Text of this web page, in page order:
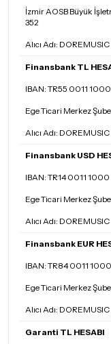
İzmir AOSB Büyük
352
Alıcı Adı:
Finansbank TL
IBAN: TR55 0011
Ege Ticari Merkez
Alıcı Adı:
Finansbank USD
IBAN: TR14 0011
Ege Ticari Merkez
Alıcı Adı:
Finansbank EUR
IBAN: TR84 0011
Ege Ticari Merkez
Alıcı Adı:
Garanti TL HESABI